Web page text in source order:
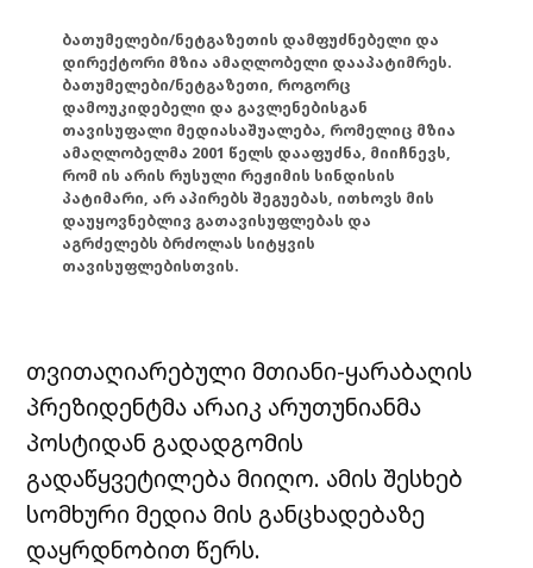
ბათუმელები/ნეტგაზეთის დამფუძნებელი და
დირექტორი მზია ამაღლობელი დააპატიმრეს.
ბათუმელები/ნეტგაზეთი, როგორც
დამოუკიდებელი და გავლენებისგან
თავისუფალი მედიასაშუალება, რომელიც მზია
ამაღლობელმა 2001 წელს დააფუძნა, მიიჩნევს,
რომ ის არის რუსული რეჟიმის სინდისის
პატიმარი, არ აპირებს შეგუებას, ითხოვს მის
დაუყოვნებლივ გათავისუფლებას და
აგრძელებს ბრძოლას სიტყვის
თავისუფლებისთვის.
თვითაღიარებული მთიანი-ყარაბაღის
პრეზიდენტმა არაიკ არუთუნიანმა
პოსტიდან გადადგომის
გადაწყვეტილება მიიღო. ამის შესხებ
სომხური მედია მის განცხადებაზე
დაყრდნობით წერს.